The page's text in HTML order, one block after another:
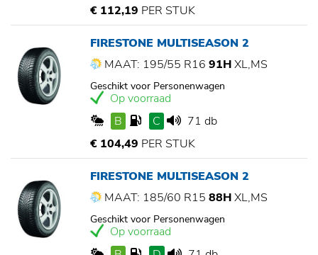
€ 112,19 PER STUK
FIRESTONE MULTISEASON 2
MAAT: 195/55 R16 91HXL,MS
Geschikt voor Personenwagen
Op voorraad
B
C
71 db
€ 104,49 PER STUK
FIRESTONE MULTISEASON 2
MAAT: 185/60 R15 88HXL,MS
Geschikt voor Personenwagen
Op voorraad